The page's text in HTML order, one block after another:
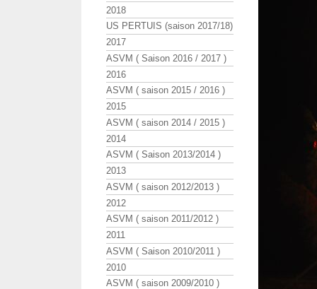
2018
US PERTUIS (saison 2017/18)
2017
ASVM ( Saison 2016 / 2017 )
2016
ASVM ( saison 2015 / 2016 )
2015
ASVM ( saison 2014 / 2015 )
2014
ASVM ( Saison 2013/2014 )
2013
ASVM ( saison 2012/2013 )
2012
ASVM ( saison 2011/2012 )
2011
ASVM ( Saison 2010/2011 )
2010
ASVM ( saison 2009/2010 )